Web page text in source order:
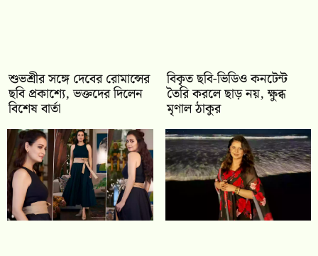
শুভশ্রীর সঙ্গে দেবের রোমান্সের
ছবি প্রকাশ্যে, ভক্তদের দিলেন
বিশেষ বার্তা
বিকৃত ছবি-ভিডিও কনটেন্ট
তৈরি করলে ছাড় নয়, ক্ষুব্ধ
মৃণাল ঠাকুর